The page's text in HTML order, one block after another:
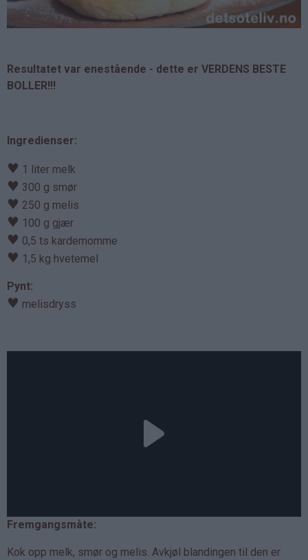
Resultatet var enestående - dette er VERDENS BESTE
BOLLER!!!
Ingredienser:
♥ 1 liter melk
♥ 300 g smør
♥ 250 g melis
♥ 100 g gjær
♥ 0,5 ts kardemomme
♥ 1,5 kg hvetemel
Pynt:
♥ melisdryss
Fremgangsmåte:
Kok opp melk, smør og melis. Avkjøl blandingen til den er